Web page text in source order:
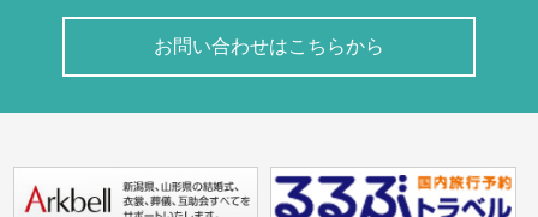
お問い合わせはこちらから